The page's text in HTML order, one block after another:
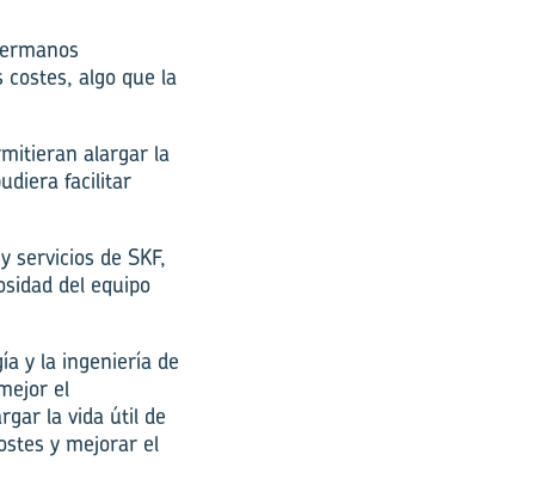
algo que la
alargar la
facilitar
de SKF,
del equipo
y la ingeniería de
el
la vida útil de
y mejorar el